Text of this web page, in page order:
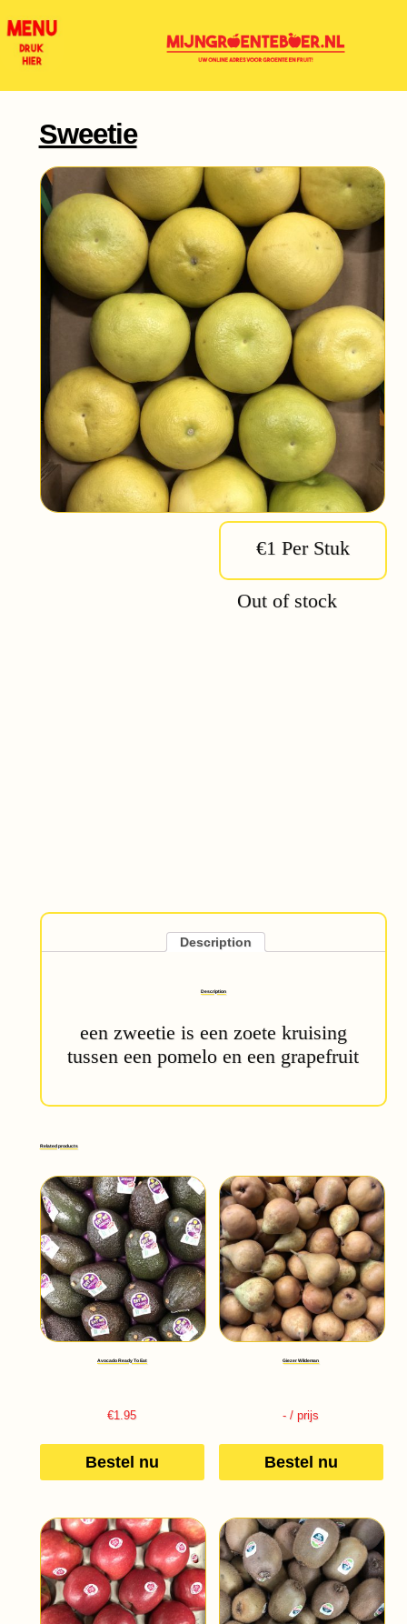
Sweetie
€1 Per Stuk
Out of stock
Description
Description
een zweetie is een zoete kruising
tussen een pomelo en een grapefruit
Related products
Avocado Ready To Eat
€1.95
Bestel nu
Giezer Wildeman
-/ prijs
Bestel nu